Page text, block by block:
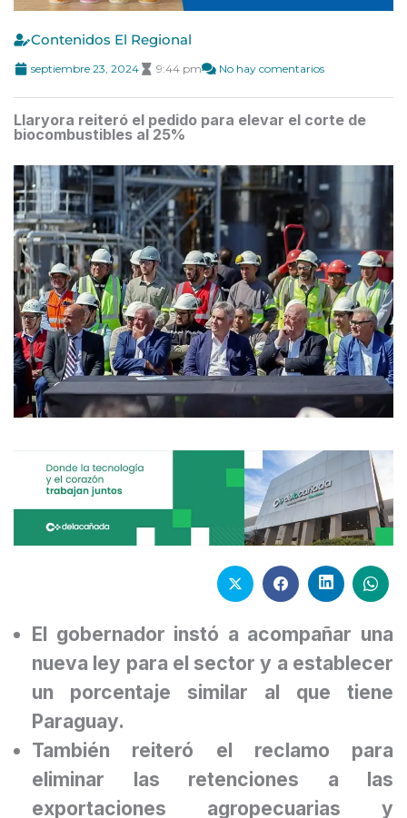
Contenidos El Regional
Llaryora reiteró el pedido para elevar el corte de
El gobernador instó a acompañar una
nueva ley para el sector y a establecer
un porcentaje similar al que tiene
Paraguay.
También reiteró el reclamo para
eliminar las retenciones a las